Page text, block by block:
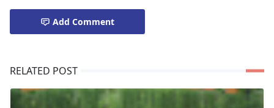
Add Comment
RELATED POST